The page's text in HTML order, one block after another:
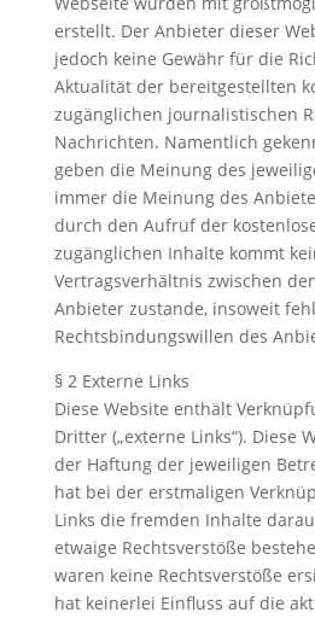
erstellt. Der Anbieter dieser
jedoch keine Gewähr für die
Aktualität der bereitgestellten
zugänglichen journalistischen
Nachrichten. Namentlich
geben die Meinung des
immer die Meinung des
durch den Aufruf der
zugänglichen Inhalte kommt
Vertragsverhältnis zwischen
Anbieter zustande, insoweit
Rechtsbindungswillen des
§ 2 Externe Links
Diese Website enthält
Dritter („externe Links“). Diese
der Haftung der jeweiligen
hat bei der erstmaligen
Links die fremden Inhalte
etwaige Rechtsverstöße
waren keine Rechtsverstöße
hat keinerlei Einfluss auf die